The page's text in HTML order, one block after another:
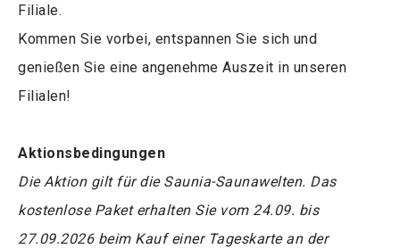
Filiale.
Kommen Sie vorbei, entspannen Sie sich und
genießen Sie eine angenehme Auszeit in unseren
Filialen!
Aktionsbedingungen
Die Aktion gilt für die Saunia-Saunawelten. Das
kostenlose Paket erhalten Sie vom 24.09. bis
27.09.2026 beim Kauf einer Tageskarte an der